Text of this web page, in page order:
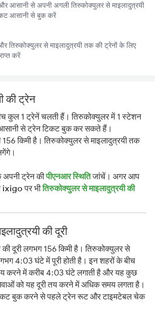
आसानी से अपनी अगली तिरुकोक्युलर से माइलादुत्रयी
आसानी से बुक करें
तिरुकोक्युलर से माइलादुत्रयी तक की ट्रेनों के लिए
करें
की ट्रेन
कुल 1 ट्रेनें चलती हैं। तिरुकोक्युलर में 1 स्टेशन
से ट्रेन टिकट बुक कर सकते हैं।
156 किमी है। तिरुकोक्युलर से माइलादुत्रयी तक
अपनी ट्रेन कीपीएनआर स्थितिजांचें। अगर आप
ixigoपर भीतिरुकोक्युलर से माइलादुत्रयी की
की दूरी
दूरी लगभग 156 किमी है। तिरुकोक्युलर से
4:03 घंटे में पूरी होती है। इन शहरों के बीच
करने में करीब 4:03 घंटे लगाती है और यह कुछ
को यह दूरी तय करने में अधिक समय लगता है।
बुक करने से पहले ट्रेन रूट और टाइमटेबल चेक